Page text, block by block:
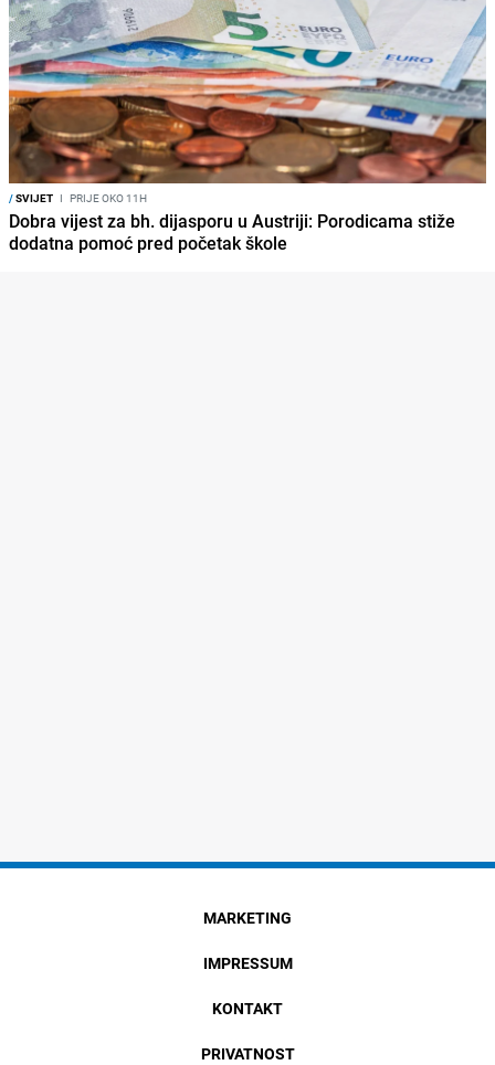
/SVIJET I PRIJE OKO 11H
Dobra vijest za bh. dijasporu u Austriji: Porodicama stiže
dodatna pomoć pred početak škole
MARKETING
IMPRESSUM
KONTAKT
PRIVATNOST